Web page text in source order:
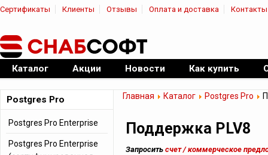
Сертификаты Клиенты Отзывы Оплата и доставка Контакты
Официальный дилер ПО
Каталог Акции Новости Как купить
Главная Каталог Postgres Pro
Поддержка PLV8
Запросить счет / коммерческое
Postgres Pro
Postgres Pro Enterprise
Postgres Pro Enterprise